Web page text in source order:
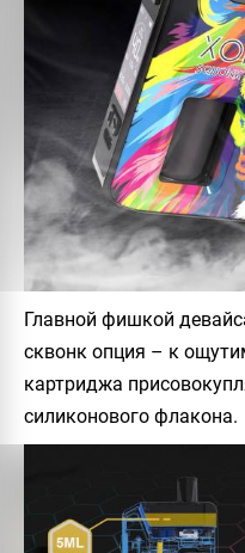
Главной фишкой
сквонк опция – к
картриджа
силиконового флакона.